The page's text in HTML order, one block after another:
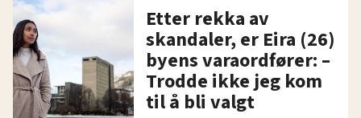
oversikten lengre ned på denne siden.
Etter rekka av
skandaler, er Eira (26)
byens varaordfører: –
Trodde ikke jeg kom
til å bli valgt